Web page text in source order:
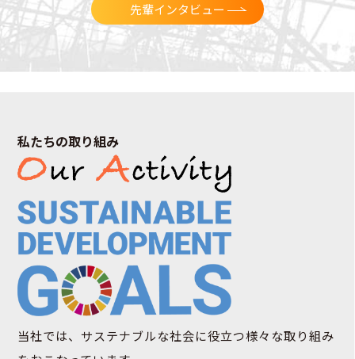
先輩インタビュー
私たちの取り組み
当社では、サステナブルな社会に役⽴つ様々な取り組み